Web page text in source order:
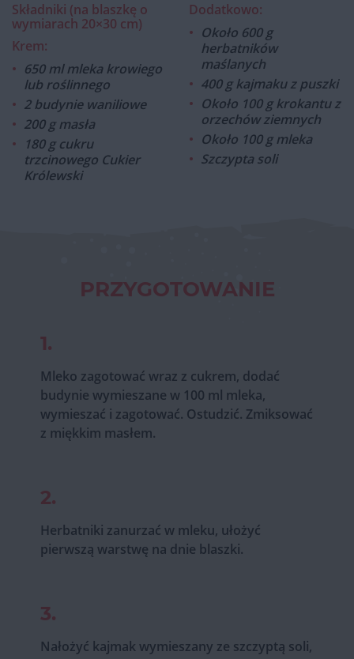
Składniki (na blaszkę o
wymiarach 20×30 cm)
Krem:
650 ml mleka krowiego
lub roślinnego
2 budynie waniliowe
200 g masła
180 g cukru
trzcinowego Cukier
Królewski
Dodatkowo:
Około 600 g
herbatników
maślanych
400 g kajmaku z puszki
Około 100 g krokantu z
orzechów ziemnych
Około 100 g mleka
Szczypta soli
PRZYGOTOWANIE
1.
Mleko zagotować wraz z cukrem, dodać
budynie wymieszane w 100 ml mleka,
wymieszać i zagotować. Ostudzić. Zmiksować
z miękkim masłem.
2.
Herbatniki zanurzać w mleku, ułożyć
pierwszą warstwę na dnie blaszki.
3.
Nałożyć kajmak wymieszany ze szczyptą soli,